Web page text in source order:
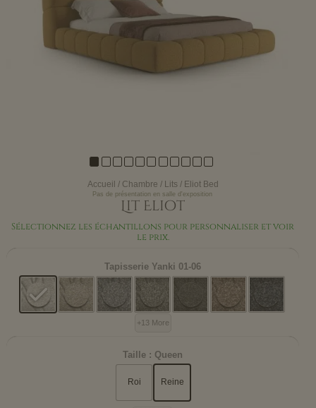
Accueil / Chambre / Lits / Eliot Bed
Pas de présentation en salle d'exposition
Lit Eliot
Sélectionnez les échantillons pour personnaliser et voir
le prix.
Tapisserie Yanki 01-06
+13 More
Taille : Queen
Roi Reine